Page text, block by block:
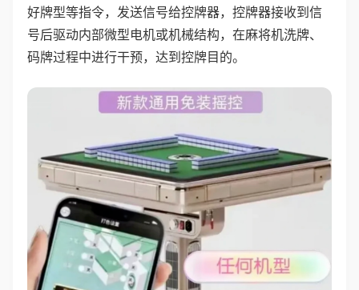
好牌型等指令，发送信号给控牌器，控牌器接收到信
号后驱动内部微型电机或机械结构，在麻将机洗牌、
码牌过程中进行干预，达到控牌目的。